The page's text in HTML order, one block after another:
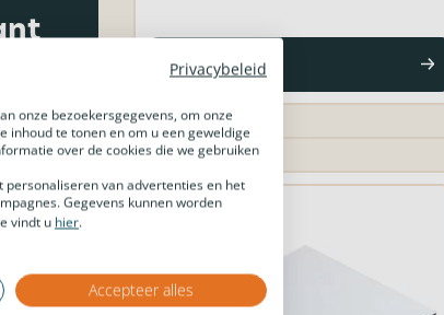
vanuit
en
Bekijk product
Privacybeleid
onze bezoekersgegevens, om onze
inhoud te tonen en om u een geweldige
over de cookies die we gebruiken
van advertenties en het
Gegevens kunnen worden
vindt u hier.
Accepteer alles